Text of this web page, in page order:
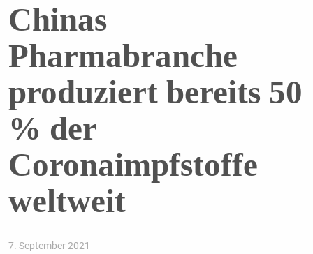
Chinas
Pharmabranche
produziert bereits 50
% der
Coronaimpfstoffe
weltweit
7. September 2021